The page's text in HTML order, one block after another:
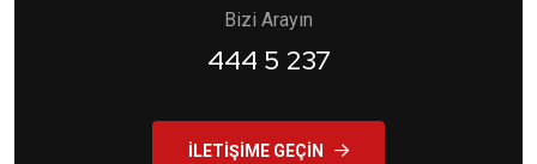
Bizi Arayın
444 5 237
İLETIŞIME GEÇIN